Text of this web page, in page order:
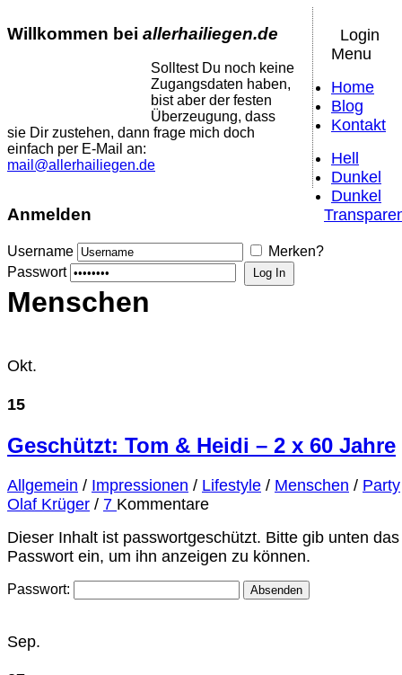
Willkommen bei allerhailiegen.de
Solltest Du noch keine
Zugangsdaten haben,
bist aber der festen
Überzeugung, dass
sie Dir zustehen, dann frage mich doch
einfach per E-Mail an:
mail@allerhailiegen.de
Anmelden
Username
Merken?
Passwort
Login
Menu
Home
Blog
Kontakt
Hell
Dunkel
Dunkel
Menschen
Okt.
15
Geschützt: Tom & Heidi – 2 x 60 Jahre
Allgemein / Impressionen / Lifestyle / Menschen / Party
Olaf Krüger / 7 Kommentare
Dieser Inhalt ist passwortgeschützt. Bitte gib unten das
Passwort ein, um ihn anzeigen zu können.
Passwort:
Sep.